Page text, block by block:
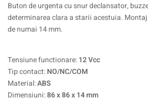
Buton de urgenta cu snur declansator,
determinarea clara a starii acestuia.
de numai 14 mm.
Tensiune functionare:12 Vcc
Tip contact:NO/NC/COM
Material:ABS
Dimensiuni:86 x 86 x 14 mm